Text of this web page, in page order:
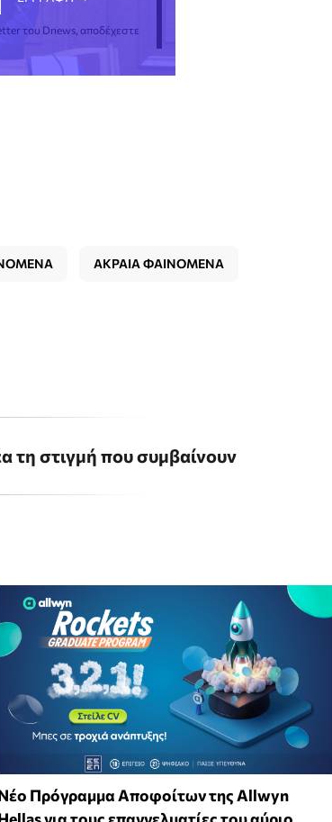
του Dnews, αποδέχεστε
ΑΚΡΑΙΑ ΦΑΙΝΟΜΕΝΑ
τη στιγμή που συμβαίνουν
Πρόγραμμα Αποφοίτων της Allwyn